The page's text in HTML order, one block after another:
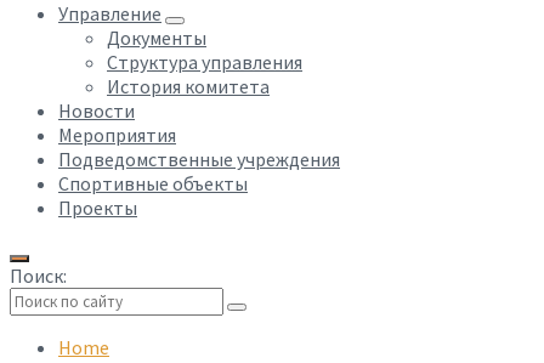
Управление
Документы
Структура управления
История комитета
Новости
Мероприятия
Подведомственные учреждения
Спортивные объекты
Проекты
Поиск:
search
Home